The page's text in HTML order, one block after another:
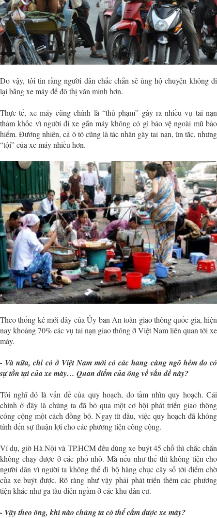
Do vậy, tôi tin rằng người dân chắc chắn sẽ ủng hộ chuyện không đi
lại bằng xe máy để đô thị văn minh hơn.
Thực tế, xe máy cũng chính là “thủ phạm” gây ra nhiều vụ tai nạn
thảm khốc vì người đi xe gắn máy không có gì bảo vệ ngoài mũ bảo
hiểm. Đương nhiên, cả ô tô cũng là tác nhân gây tai nạn, ùn tắc, nhưng
“tội” của xe máy nhiều hơn.
Theo thống kê mới đây của Ủy ban An toàn giao thông quốc gia, hiện
nay khoảng 70% các vụ tai nạn giao thông ở Việt Nam liên quan tới xe
máy.
- Và nữa, chỉ có ở Việt Nam mới có các hang cùng ngõ hẻm do có
sự tồn tại của xe máy… Quan điểm của ông về vấn đề này?
Tôi nghĩ đó là vấn đề của quy hoạch, do tầm nhìn quy hoạch. Cái
chính ở đây là chúng ta đã bỏ qua một cơ hội phát triển giao thông
công cộng một cách đồng bộ. Ngay từ đầu, việc quy hoạch đã không
tính đến sự thuận lợi cho các phương tiện công cộng.
Ví dụ, giờ Hà Nội và TP.HCM đều dùng xe buýt 45 chỗ thì chắc chắn
không chạy được ở các phố nhỏ. Mà nếu như thế thì không tiện cho
người dân vì người ta không thể đi bộ hàng chục cây số tới điểm chờ
của xe buýt được. Rõ ràng như vậy phải phát triển thêm các phương
tiện khác như ga tàu điện ngầm ở các khu dân cư.
- Vậy theo ông, khi nào chúng ta có thể cấm được xe máy?